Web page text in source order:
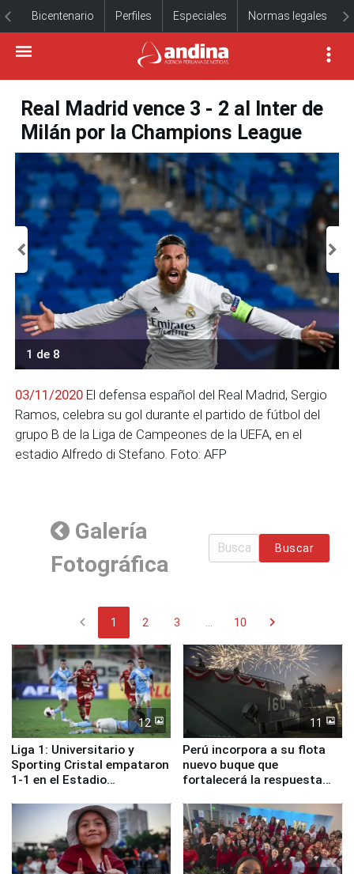
Bicentenario Perfiles Especiales Normas legales
Real Madrid vence 3 - 2 al Inter de
Milán por la Champions League
1 de 8
03/11/2020 El defensa español del Real Madrid, Sergio
Ramos, celebra su gol durante el partido de fútbol del
grupo B de la Liga de Campeones de la UEFA, en el
estadio Alfredo di Stefano. Foto: AFP
Galería
Fotográfica
Buscar
chevron_left 1 2 3 10 chevron_right
12
Liga 1: Universitario y
Sporting Cristal empataron
1-1 en el Estadio
11
Perú incorpora a su flota
nuevo buque que
fortalecerá la respuesta